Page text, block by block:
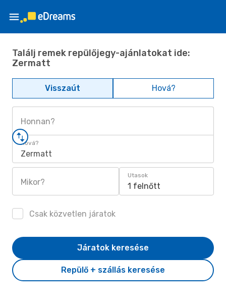
Találj remek repülőjegy-ajánlatokat ide:
Zermatt
Visszaút Hová?
Honnan?
Hová?
Zermatt
Mikor?
Utasok
1 felnőtt
Csak közvetlen járatok
Repülő + szállás keresése
Járatok keresése